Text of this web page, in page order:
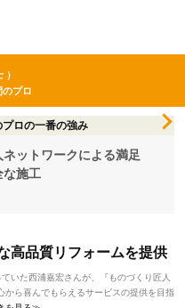
）
プロ
プロの一番の強み
ットワークによる満足
な施工
高品質リフォームを提供
いた西浦嘉宏さんが、『ものづくり匠人
から喜んでもらえるサービスの提供を目指